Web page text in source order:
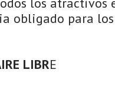
obligado para
LIBRE